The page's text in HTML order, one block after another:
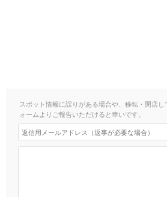
スポット情報に誤りがある場合や、移転・閉店
ォームよりご報告いただけると幸いです。